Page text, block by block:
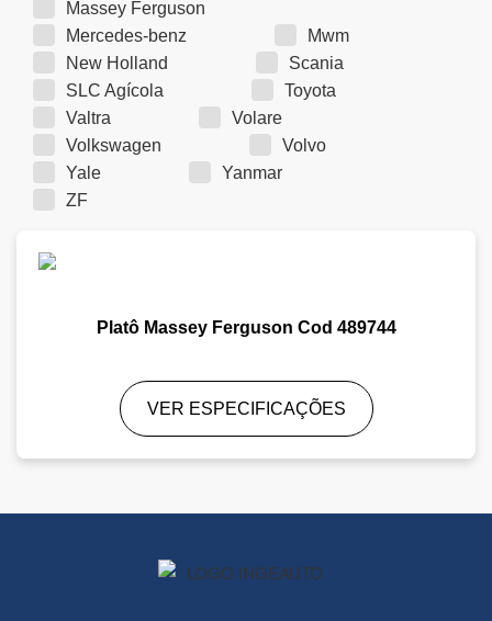
Massey Ferguson
Mercedes-benz
Mwm
New Holland
Scania
SLC Agícola
Toyota
Valtra
Volare
Volkswagen
Volvo
Yale
Yanmar
ZF
Platô Massey Ferguson Cod 489744
VER ESPECIFICAÇÕES